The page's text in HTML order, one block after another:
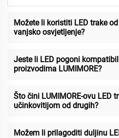
Možete li koristiti LED trake
vanjsko osvjetljenje?
Jeste li LED pogoni
proizvodima LUMIMORE?
Što čini LUMIMORE-ovu LED
učinkovitijom od drugih?
Možem li prilagoditi duljinu